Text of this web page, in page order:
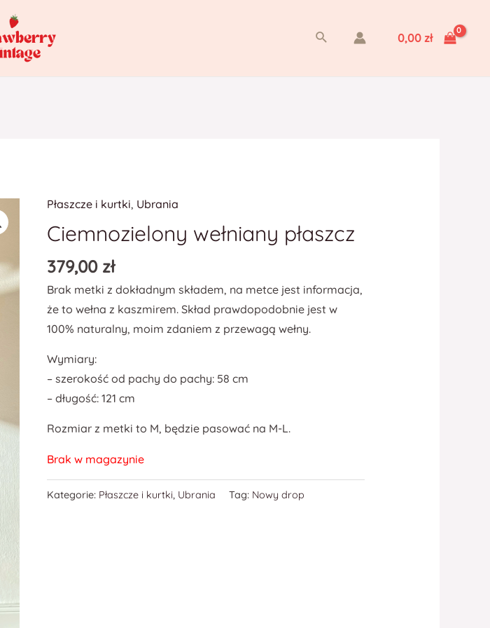
Szukaj 0,00 zł
Płaszcze i kurtki, Ubrania
Ciemnozielony wełniany płaszcz
379,00 zł
Brak metki z dokładnym składem, na metce jest informacja,
że to wełna z kaszmirem. Skład prawdopodobnie jest w
100% naturalny, moim zdaniem z przewagą wełny.
Wymiary:
– szerokość od pachy do pachy: 58 cm
– długość: 121 cm
Rozmiar z metki to M, będzie pasować na M-L.
Brak w magazynie
Kategorie: Płaszcze i kurtki, Ubrania Tag: Nowy drop